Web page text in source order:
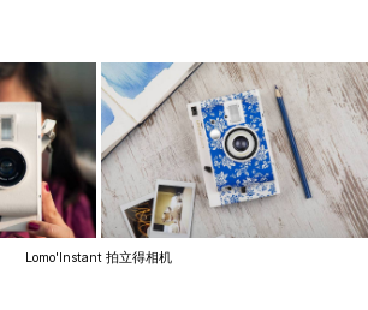
Lomo'Instant 拍立得相机